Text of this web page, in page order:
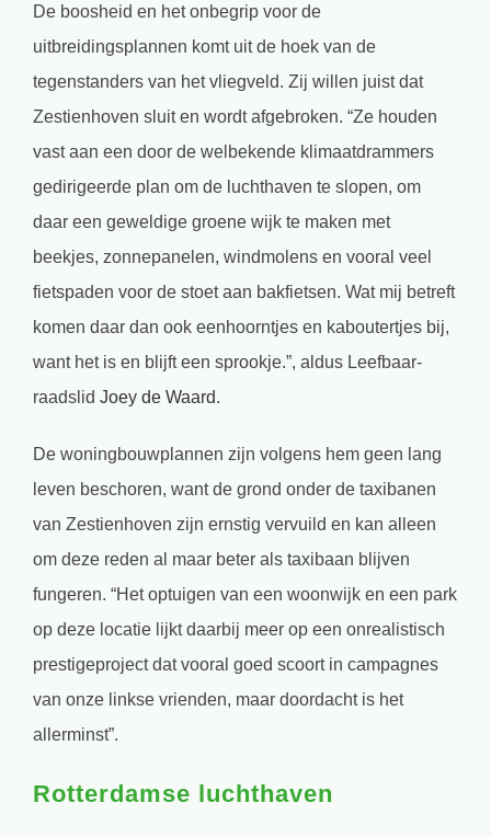
De boosheid en het onbegrip voor de
uitbreidingsplannen komt uit de hoek van de
tegenstanders van het vliegveld. Zij willen juist dat
Zestienhoven sluit en wordt afgebroken. “Ze houden
vast aan een door de welbekende klimaatdrammers
gedirigeerde plan om de luchthaven te slopen, om
daar een geweldige groene wijk te maken met
beekjes, zonnepanelen, windmolens en vooral veel
fietspaden voor de stoet aan bakfietsen. Wat mij betreft
komen daar dan ook eenhoorntjes en kaboutertjes bij,
want het is en blijft een sprookje.”, aldus Leefbaar-
raadslid Joey de Waard.
De woningbouwplannen zijn volgens hem geen lang
leven beschoren, want de grond onder de taxibanen
van Zestienhoven zijn ernstig vervuild en kan alleen
om deze reden al maar beter als taxibaan blijven
fungeren. “Het optuigen van een woonwijk en een park
op deze locatie lijkt daarbij meer op een onrealistisch
prestigeproject dat vooral goed scoort in campagnes
van onze linkse vrienden, maar doordacht is het
allerminst”.
Rotterdamse luchthaven